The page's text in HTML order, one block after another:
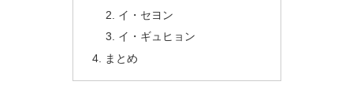
イ・セヨン
イ・ギュヒョン
まとめ